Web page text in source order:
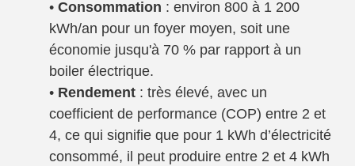
• Consommation : environ 800 à 1 200
kWh/an pour un foyer moyen, soit une
économie jusqu'à 70 % par rapport à un
boiler électrique.
• Rendement: très élevé, avec un
coefficient de performance (COP) entre 2 et
4, ce qui signifie que pour 1 kWh d’électricité
consommé, il peut produire entre 2 et 4 kWh